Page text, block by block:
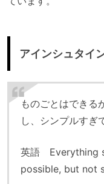
アインシュタイ
ものごとはできる
し、シンプルすぎ
英語 Everything
possible, but not